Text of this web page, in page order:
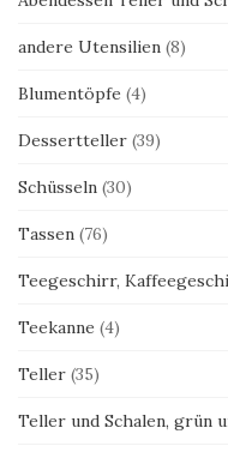
andere Utensilien (8)
Blumentöpfe (4)
Dessertteller (39)
Schüsseln (30)
Tassen (76)
Teegeschirr,
Teekanne (4)
Teller (35)
Teller und Schalen, grün